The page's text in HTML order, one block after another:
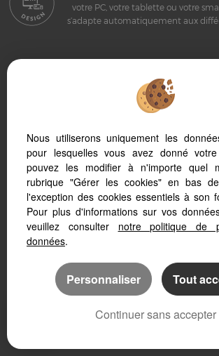
votre PC, votre tablette ou votre
s’adapte automatiquement aux
Logiciel de transaction
Création site immobilier
Référencement site
Sete (34200)
Frontignan (34110)
Bouzigues (34140)
Montbazin (34560)
Villeveyrac (34560)
Balaruc Les Bains (34540)
Nous utiliserons uniquement les
pour lesquelles vous avez donné
pouvez les modifier à n'importe quel
rubrique "Gérer les cookies" en bas
l'exception des cookies essentiels à son
Pour plus d'informations sur vos
veuillez consulter notre politique de
données.
Personnaliser Tout
Continuer sans accepter